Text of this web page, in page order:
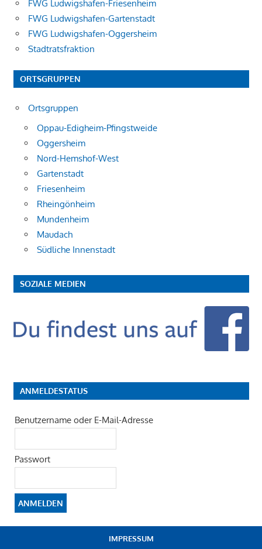
FWG Ludwigshafen-Friesenheim
FWG Ludwigshafen-Gartenstadt
FWG Ludwigshafen-Oggersheim
Stadtratsfraktion
ORTSGRUPPEN
Ortsgruppen
Oppau-Edigheim-Pfingstweide
Oggersheim
Nord-Hemshof-West
Gartenstadt
Friesenheim
Rheingönheim
Mundenheim
Maudach
Südliche Innenstadt
SOZIALE MEDIEN
ANMELDESTATUS
Benutzername oder E-Mail-Adresse
Passwort
IMPRESSUM